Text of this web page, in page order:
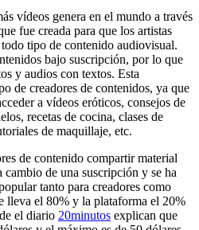
vídeos genera en el mundo a través
fue creada para que los artistas
tipo de contenido audiovisual.
bajo suscripción, por lo que
y audios con textos. Esta
de creadores de contenidos, ya que
a vídeos eróticos, consejos de
recetas de cocina, clases de
de maquillaje, etc.
de contenido compartir material
de una suscripción y se ha
tanto para creadores como
lleva el 80% y la plataforma el 20%
el diario 20minutos explican que